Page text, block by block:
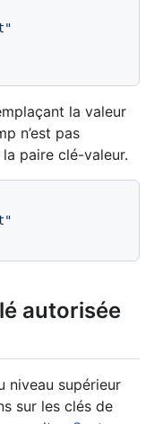
la valeur
n’est pas
paire clé-valeur.
autorisée
niveau supérieur
sur les clés de